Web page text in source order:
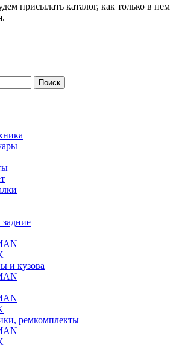
присылать каталог, как только в нем
Поиск
и кузова
ремкомплекты